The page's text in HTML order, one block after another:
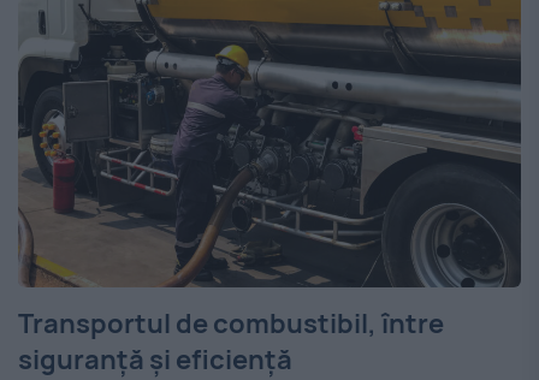
Transportul de combustibil, între
siguranță și eficiență